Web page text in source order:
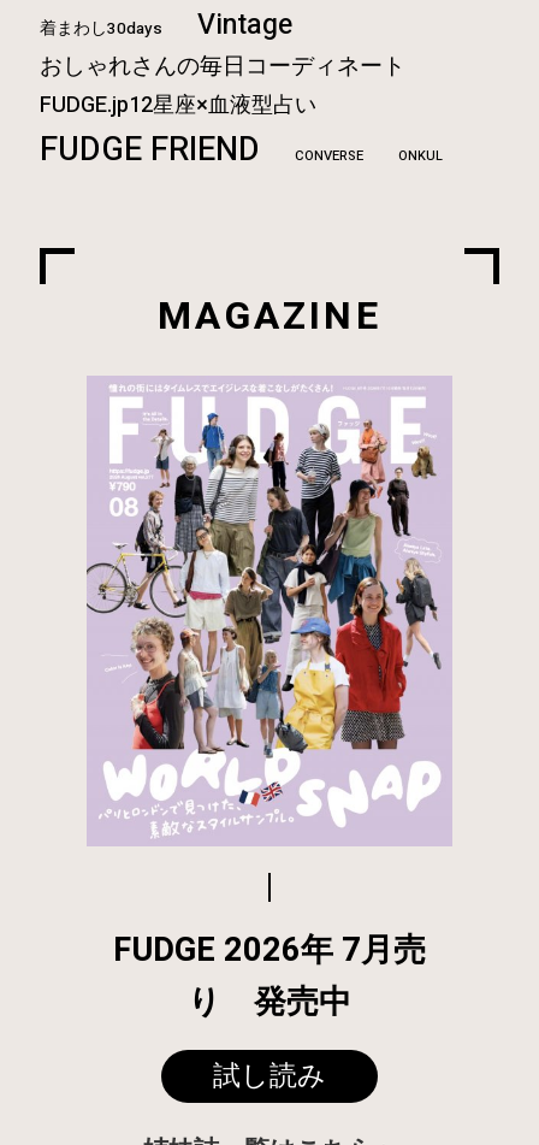
着まわし30days Vintage
おしゃれさんの毎日コーディネート
FUDGE.jp12星座×血液型占い
FUDGE FRIEND CONVERSE ONKUL
MAGAZINE
FUDGE 2026年 7月売
り 発売中
試し読み